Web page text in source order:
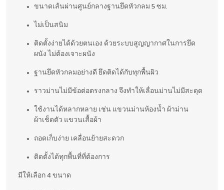
ขนาดเส้นผ่านศูนย์กลางฐานยึดหัวกลม 5 ซม.
ไม่เป็นสนิม
ติดตั้งง่ายได้ด้วยตนเอง ด้วยระบบสูญญากาศในการยึด
ผนัง ไม่ต้องเจาะผนัง
ฐานยึดหัวกลมอย่างดี ยึดติดได้กับทุกพื้นผิว
ราวม่านไม่มีข้อต่อตรงกลาง จึงทำให้เลื่อนม่านไม่มีสะดุด
ใช้งานได้หลากหลาย เช่น แขวนม่านห้องน้ำ ผ้าม่าน
ผ้าเช็ดตัว แขวนเสื้อผ้า
ถอดเก็บง่าย เคลื่อนย้ายสะดวก
ติดตั้งได้ทุกพื้นที่ที่ต้องการ
มีให้เลือก 4 ขนาด